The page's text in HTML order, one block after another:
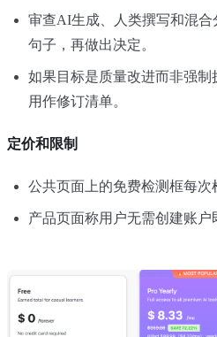
审查AI生成、人类撰写和混
句子，再做出决定。
如果目标是质量改进而非强
用作修订清单。
定价和限制
公共页面上的免费检测框每次
产品页面称用户无需创建账户